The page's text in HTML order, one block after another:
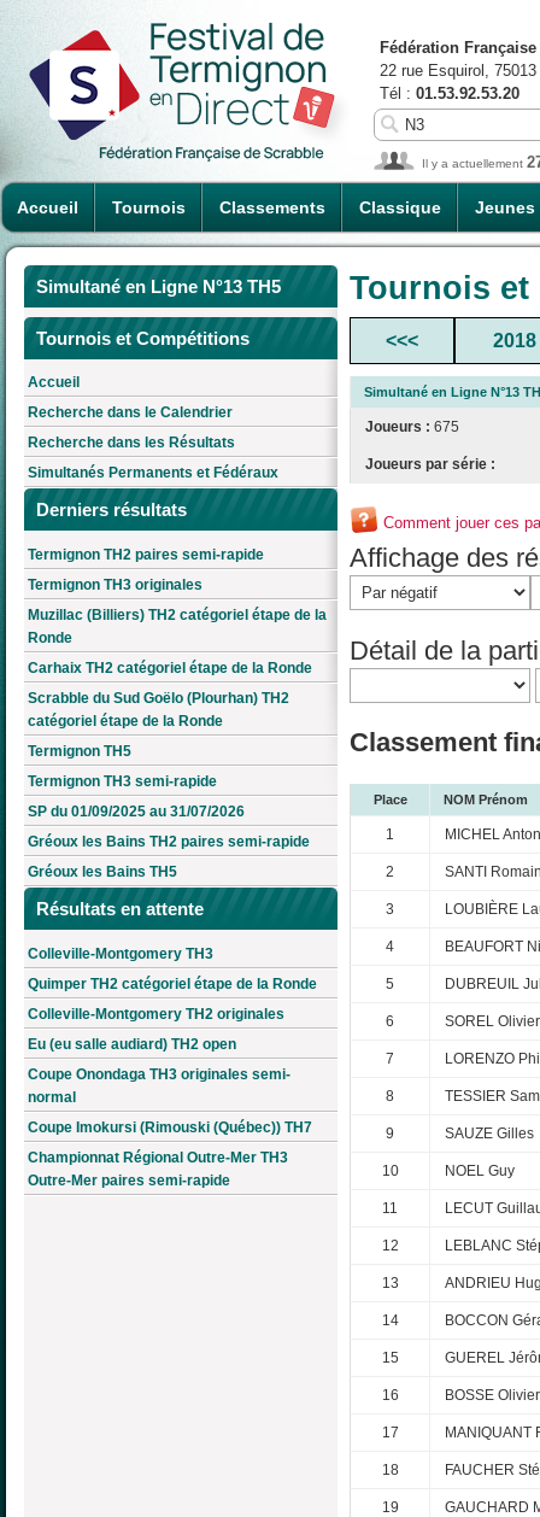
Accueil Tournois Classements Classique Jeunes
Fédération
22 rue Esquirol,
Tél : 01.53.92.53.20
Il y a actuellement
Simultané en Ligne N°13 TH5
Tournois et Compétitions
Accueil
Recherche dans le Calendrier
Recherche dans les Résultats
Simultanés Permanents et Fédéraux
Derniers résultats
Termignon TH2 paires semi-rapide
Termignon TH3 originales
Muzillac (Billiers) TH2 catégoriel étape de la
Ronde
Carhaix TH2 catégoriel étape de la Ronde
Scrabble du Sud Goëlo (Plourhan) TH2
catégoriel étape de la Ronde
Termignon TH5
Termignon TH3 semi-rapide
SP du 01/09/2025 au 31/07/2026
Gréoux les Bains TH2 paires semi-rapide
Gréoux les Bains TH5
Résultats en attente
Colleville-Montgomery TH3
Quimper TH2 catégoriel étape de la Ronde
Colleville-Montgomery TH2 originales
Eu (eu salle audiard) TH2 open
Coupe Onondaga TH3 originales semi-
normal
Coupe Imokursi (Rimouski (Québec)) TH7
Championnat Régional Outre-Mer TH3
Outre-Mer paires semi-rapide
Tournois
<<< 2018
Simultané en Ligne N°13
Joueurs : 675
Joueurs par série :
Comment jouer ces
Affichage des
Détail de la
Classement
Place NOM Prénom
1 MICHEL
2 SANTI
3 LOUBIÈRE
4 BEAUFORT
5 DUBREUIL
6 SOREL Olivier
7 LORENZO
8 TESSIER
9 SAUZE Gilles
10 NOEL Guy
11 LECUT
12 LEBLANC
13 ANDRIEU
14 BOCCON
15 GUEREL
16 BOSSE Olivier
17 MANIQUANT
18 FAUCHER
19 GAUCHARD